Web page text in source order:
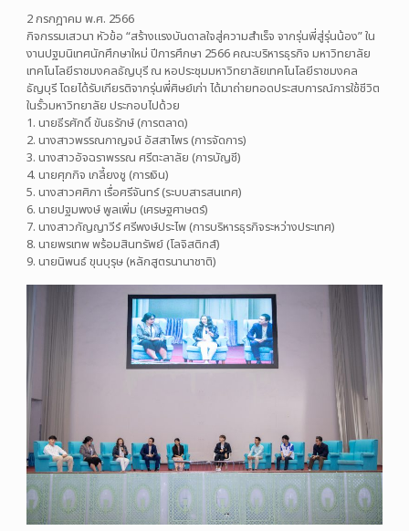
2 กรกฎาคม พ.ศ. 2566
กิจกรรมเสวนา หัวข้อ “สร้างแรงบันดาลใจสู่ความสำเร็จ จากรุ่นพี่สู่รุ่นน้อง” ใน
งานปฐมนิเทศนักศึกษาใหม่ ปีการศึกษา 2566 คณะบริหารธุรกิจ มหาวิทยาลัย
เทคโนโลยีราชมงคลธัญบุรี ณ หอประชุมมหาวิทยาลัยเทคโนโลยีราชมงคล
ธัญบุรี โดยได้รับเกียรติจากรุ่นพี่ศิษย์เก่า ได้มาถ่ายทอดประสบการณ์การใช้ชีวิต
ในรั้วมหาวิทยาลัย ประกอบไปด้วย
1. นายธีรศักดิ์ ขันธรักษ์ (การตลาด)
2. นางสาวพรรณกาญจน์ อัสสาไพร (การจัดการ)
3. นางสาวอัจฉราพรรณ ศรีตะลาลัย (การบัญชี)
4. นายศุภกิจ เกลี้ยงชู (การเงิน)
5. นางสาวศศิภา เรื่อศรีจันทร์ (ระบบสารสนเทศ)
6. นายปฐมพงษ์ พูลเพิ่ม (เศรษฐศาษตร์)
7. นางสาวกัญญาวีร์ ศรีพงษ์ประไพ (การบริหารธุรกิจระหว่างประเทศ)
8. นายพรเทพ พร้อมสินทรัพย์ (โลจิสติกส์)
9. นายนิพนธ์ ขุนบุรุษ (หลักสูตรนานาชาติ)